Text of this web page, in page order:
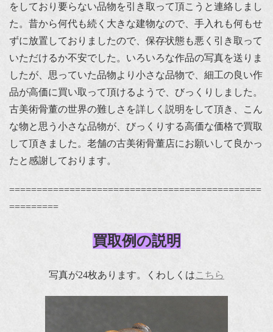
をしており要らない品物を引き取って頂こうと連絡しまし
た。昔から何代も続く大きな建物なので、手入れも何もせ
ずに放置しておりましたので、保存状態も悪く引き取って
いただけるか不安でした。いろいろな作品の写真を送りま
したが、思っていた品物より小さな品物で、細工の良い作
品が高価に買い取って頂けるようで、びっくりしました。
古美術骨董の世界の難しさを詳しく説明をして頂き、こん
な物と思う小さな品物が、びっくりする高価な価格で買取
して頂きました。老舗の古美術骨董店にお願いして良かっ
たと感謝しております。
==============================================
=========
買取例の説明
写真が24枚あります。くわしくはこちら